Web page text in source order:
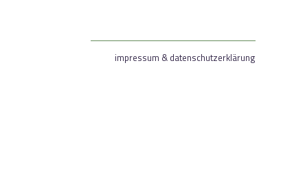
impressum & datenschutzerklärung